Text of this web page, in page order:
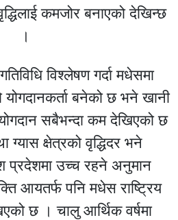
कमजोर बनाएको देखिन्छ
।
विश्लेषण गर्दा मधेसमा
योगदानकर्ता बनेको छ भने खानी
सबैभन्दा कम देखिएको छ
ग्यास क्षेत्रको वृद्धिदर भने
प्रदेशमा उच्च रहने अनुमान
आयतर्फ पनि मधेस राष्ट्रिय
छ । चालु आर्थिक वर्षमा